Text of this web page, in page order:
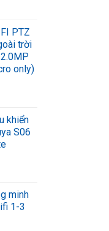
₫.
PTZ
trời
only)
₫.
khiển
S06
minh
1-3